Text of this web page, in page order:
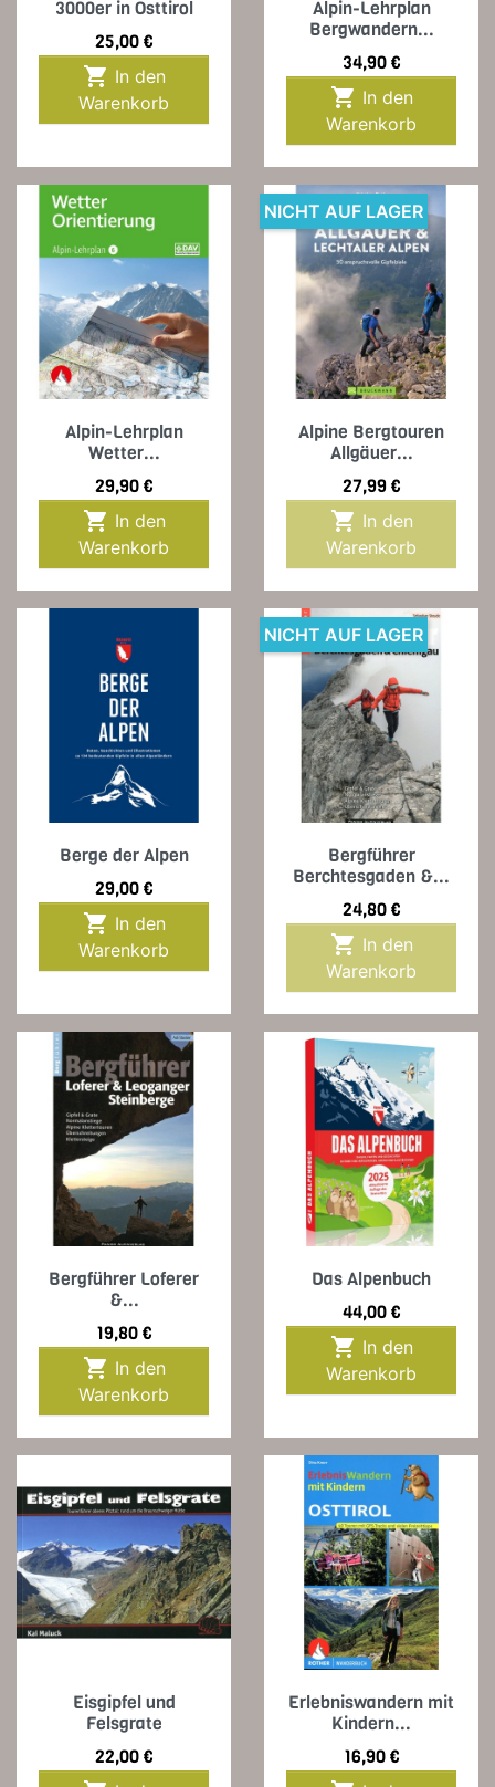
3000er in Osttirol
Preis
25,00 €

Warenkorb
Alpin-Lehrplan
Bergwandern...
Preis
34,90 €

Warenkorb
Alpin-Lehrplan
Wetter...
Preis
29,90 €

Warenkorb
Alpine Bergtouren
Allgäuer...
Preis
27,99 €

Warenkorb
NICHT AUF LAGER
Berge der Alpen
Preis
29,00 €

Warenkorb
Bergführer
Berchtesgaden &...
Preis
24,80 €

Warenkorb
NICHT AUF LAGER
Bergführer Loferer
&...
Preis
19,80 €

Warenkorb
Das Alpenbuch
Preis
44,00 €

Warenkorb
Eisgipfel und
Felsgrate
Preis
22,00 €
Erlebniswandern mit
Kindern...
Preis
16,90 €